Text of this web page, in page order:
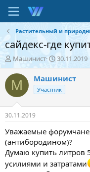
Растительный и
сайдекс-где
А
в
т
о
т
е
м
ы
Машинист
Д
а
т
а
н
а
л
а
30.11.2019
М Машинист
Участник
30.11.2019
Уважаемые форумчане,
(антибородином)?
Думаю купить литров
усилиями и затратами